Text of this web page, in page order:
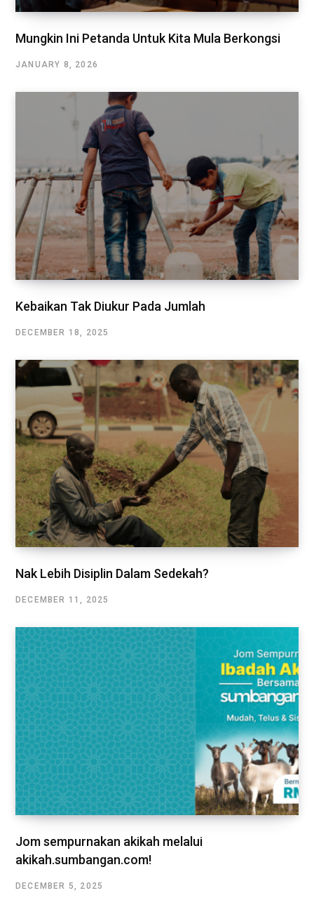
Mungkin Ini Petanda Untuk Kita Mula Berkongsi
JANUARY 8, 2026
Kebaikan Tak Diukur Pada Jumlah
DECEMBER 18, 2025
Nak Lebih Disiplin Dalam Sedekah?
DECEMBER 11, 2025
Jom sempurnakan akikah melalui
akikah.sumbangan.com!
DECEMBER 5, 2025